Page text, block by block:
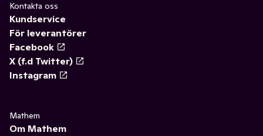
Kontakta oss
Kundservice
För leverantörer
Facebook
X (f.d Twitter)
Instagram
Mathem
Om Mathem